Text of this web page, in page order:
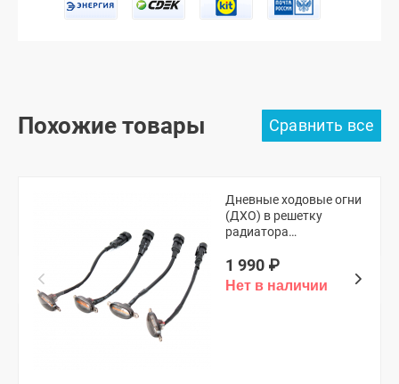
Похожие товары
Дневные ходовые огни
(ДХО) в решетку
радиатора
оранжевые)
1 990 ₽